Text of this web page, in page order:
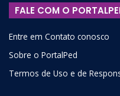
FALE COM O
Entre em Contato conosco
Sobre o PortalPed
Termos de Uso e de